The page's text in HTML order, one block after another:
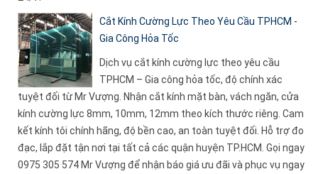
Cắt Kính Cường Lực Theo Yêu Cầu TPHCM -
Gia Công Hỏa Tốc
Dịch vụ cắt kính cường lực theo yêu cầu
TPHCM – Gia công hỏa tốc, độ chính xác
tuyệt đối từ Mr Vượng. Nhận cắt kính mặt bàn, vách ngăn, cửa
kính cường lực 8mm, 10mm, 12mm theo kích thước riêng. Cam
kết kính tôi chính hãng, độ bền cao, an toàn tuyệt đối. Hỗ trợ đo
đạc, lắp đặt tận nơi tại tất cả các quận huyện TP.HCM. Gọi ngay
0975 305 574 Mr Vượng để nhận báo giá ưu đãi và phục vụ ngay